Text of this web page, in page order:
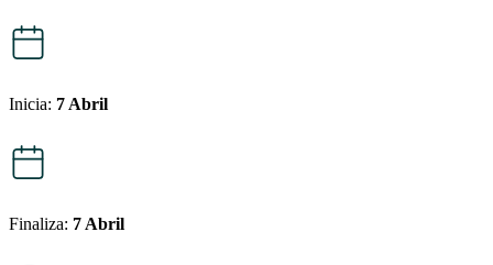
Inicia: 7 Abril
Finaliza: 7 Abril